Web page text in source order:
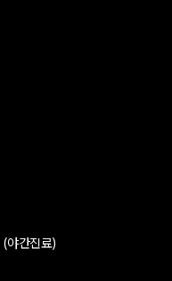
(야간진료)